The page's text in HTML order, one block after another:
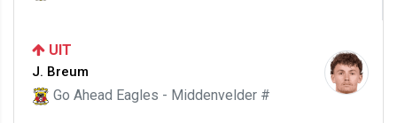
UIT
J. Breum
Go Ahead Eagles - Middenvelder #